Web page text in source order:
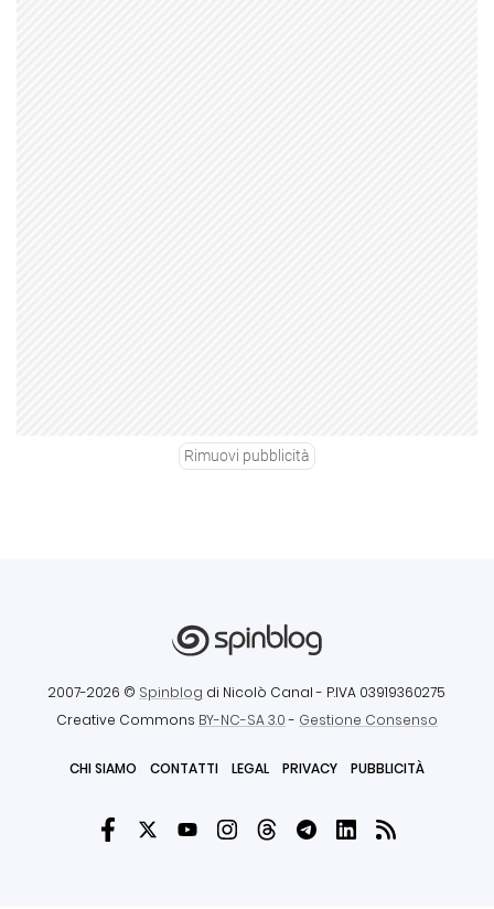
Rimuovi pubblicità
2007-2026 © Spinblog di Nicolò Canal - P.IVA 03919360275
Creative Commons BY-NC-SA 3.0- Gestione Consenso
CHI SIAMO CONTATTI LEGAL PRIVACY PUBBLICITÀ